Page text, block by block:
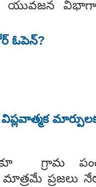
ఓపెన్?
గ్రామ
మాత్రమే ప్రజలు